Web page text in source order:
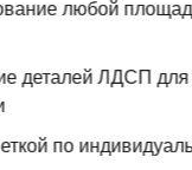
хранения.
902 мм и 1214
любой
деталей ЛДСП для
по